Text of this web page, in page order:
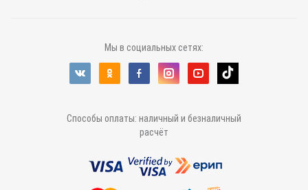
Мы в социальных сетях:
Способы оплаты: наличный и безналичный
расчёт